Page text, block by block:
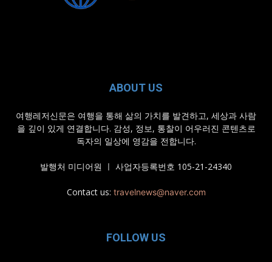
ABOUT US
여행레저신문은 여행을 통해 삶의 가치를 발견하고, 세상과 사람
을 깊이 있게 연결합니다. 감성, 정보, 통찰이 어우러진 콘텐츠로
독자의 일상에 영감을 전합니다.
발행처 미디어원 ㅣ 사업자등록번호 105-21-24340
Contact us: travelnews@naver.com
FOLLOW US